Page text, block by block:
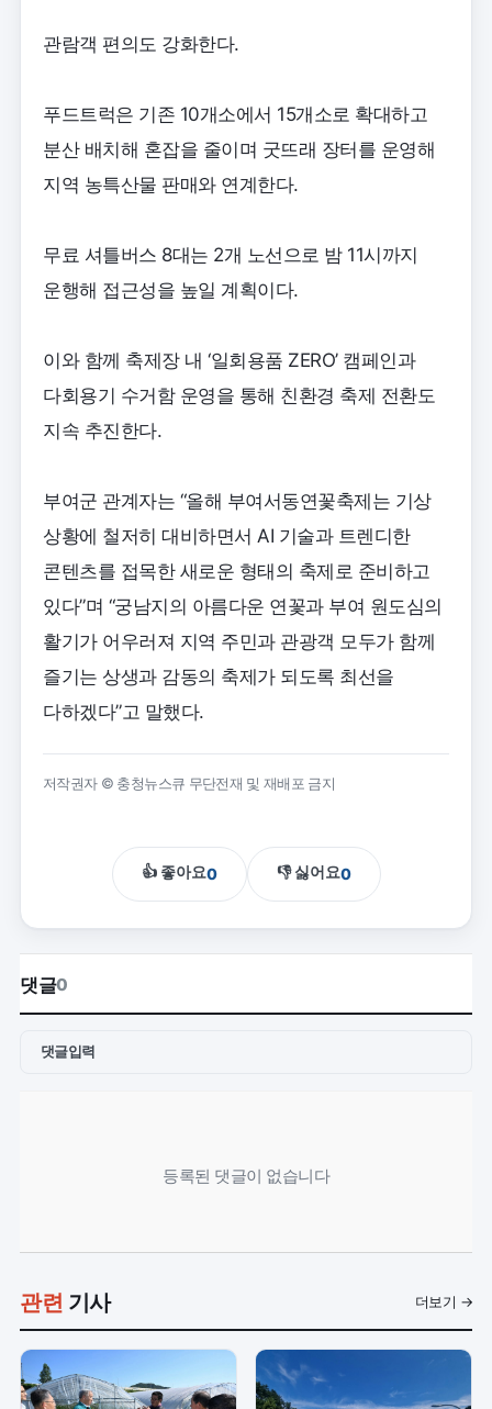
관람객 편의도 강화한다.
푸드트럭은 기존 10개소에서 15개소로 확대하고
분산 배치해 혼잡을 줄이며 굿뜨래 장터를 운영해
지역 농특산물 판매와 연계한다.
무료 셔틀버스 8대는 2개 노선으로 밤 11시까지
운행해 접근성을 높일 계획이다.
이와 함께 축제장 내 ‘일회용품 ZERO’ 캠페인과
다회용기 수거함 운영을 통해 친환경 축제 전환도
지속 추진한다.
부여군 관계자는 “올해 부여서동연꽃축제는 기상
상황에 철저히 대비하면서 AI 기술과 트렌디한
콘텐츠를 접목한 새로운 형태의 축제로 준비하고
있다”며 “궁남지의 아름다운 연꽃과 부여 원도심의
활기가 어우러져 지역 주민과 관광객 모두가 함께
즐기는 상생과 감동의 축제가 되도록 최선을
다하겠다”고 말했다.
저작권자 © 충청뉴스큐 무단전재 및 재배포 금지
👍 좋아요0 👎 싫어요0
댓글0
댓글입력
등록된 댓글이 없습니다
관련 기사 더보기 →